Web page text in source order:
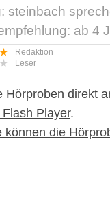
steinbach
ab 4
Redaktion
Leser
Hörproben direkt
Player.
können die